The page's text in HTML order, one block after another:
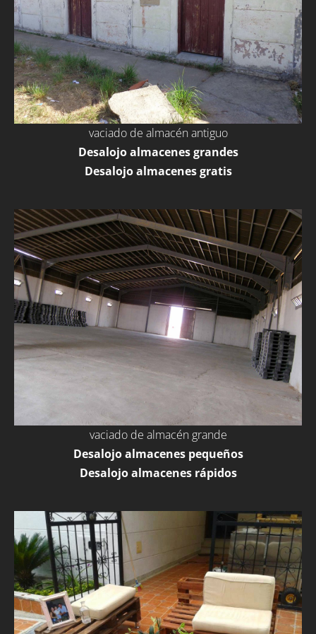
vaciado de almacén antiguo
Desalojo almacenes grandes
Desalojo almacenes gratis
vaciado de almacén grande
Desalojo almacenes pequeños
Desalojo almacenes rápidos